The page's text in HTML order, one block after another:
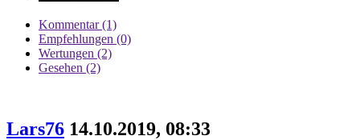
Kommentar (1)
Empfehlungen (0)
Wertungen (2)
Gesehen (2)
Lars76 14.10.2019, 08:33